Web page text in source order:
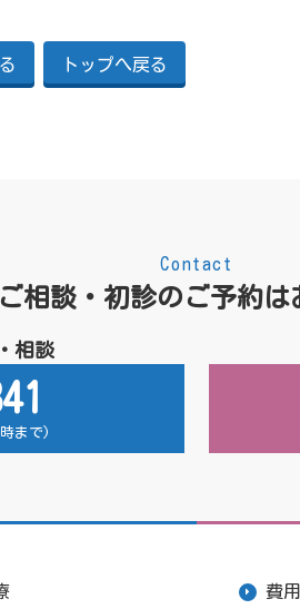
トップへ戻る
ご相談・初診のご予約は
Contact
相談
まで)
費